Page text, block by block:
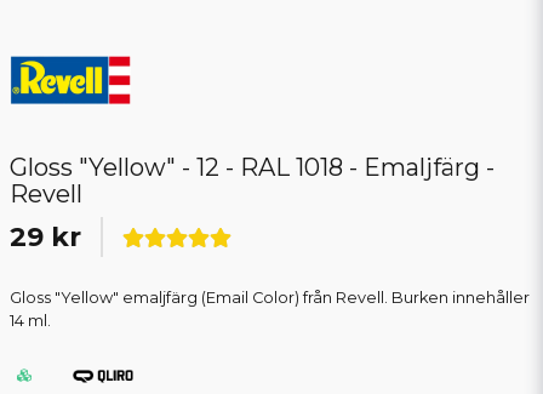
Gloss "Yellow" - 12 - RAL 1018 - Emaljfärg -
Revell
29 kr
Gloss "Yellow" emaljfärg (Email Color) från Revell. Burken innehåller
14 ml.